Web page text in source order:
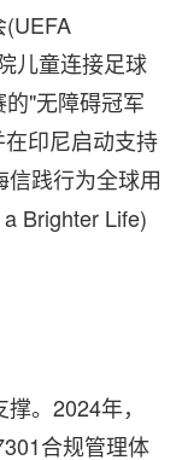
儿童连接足球
"无障碍冠军
印尼启动支持
践行为全球用
Brighter Life)
。2024年，
合规管理体